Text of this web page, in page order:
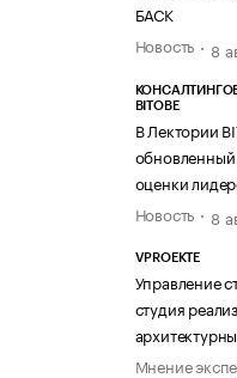
БАСК
Новость
8
BITOBE
В Лектории
оценки
Новость
8
VPROEKTE
Управление
студия
Мнение